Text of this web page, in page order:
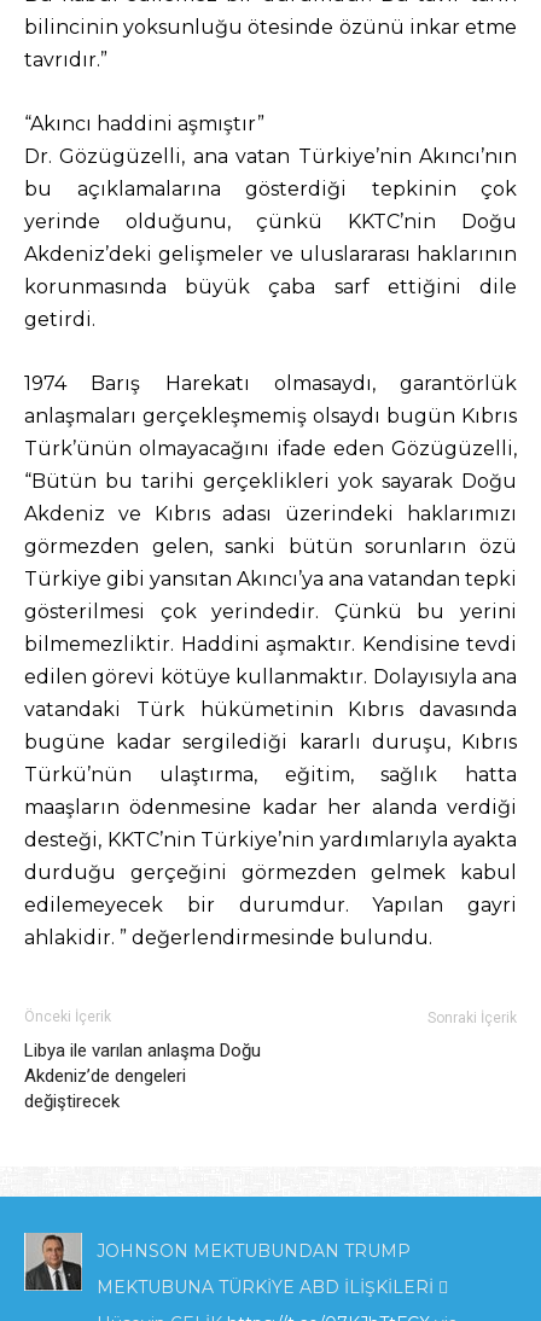
bilincinin yoksunluğu ötesinde özünü inkar etme
tavrıdır.”
“Akıncı haddini aşmıştır”
Dr. Gözügüzelli, ana vatan Türkiye’nin Akıncı’nın
bu açıklamalarına gösterdiği tepkinin çok
yerinde olduğunu, çünkü KKTC’nin Doğu
Akdeniz’deki gelişmeler ve uluslararası haklarının
korunmasında büyük çaba sarf ettiğini dile
getirdi.
1974 Barış Harekatı olmasaydı, garantörlük
anlaşmaları gerçekleşmemiş olsaydı bugün Kıbrıs
Türk’ünün olmayacağını ifade eden Gözügüzelli,
“Bütün bu tarihi gerçeklikleri yok sayarak Doğu
Akdeniz ve Kıbrıs adası üzerindeki haklarımızı
görmezden gelen, sanki bütün sorunların özü
Türkiye gibi yansıtan Akıncı’ya ana vatandan tepki
gösterilmesi çok yerindedir. Çünkü bu yerini
bilmemezliktir. Haddini aşmaktır. Kendisine tevdi
edilen görevi kötüye kullanmaktır. Dolayısıyla ana
vatandaki Türk hükümetinin Kıbrıs davasında
bugüne kadar sergilediği kararlı duruşu, Kıbrıs
Türkü’nün ulaştırma, eğitim, sağlık hatta
maaşların ödenmesine kadar her alanda verdiği
desteği, KKTC’nin Türkiye’nin yardımlarıyla ayakta
durduğu gerçeğini görmezden gelmek kabul
edilemeyecek bir durumdur. Yapılan gayri
ahlakidir. ” değerlendirmesinde bulundu.
Önceki İçerik
Libya ile varılan anlaşma Doğu
Akdeniz’de dengeleri
değiştirecek
Sonraki İçerik
JOHNSON MEKTUBUNDAN TRUMP
MEKTUBUNA TÜRKİYE ABD İLİŞKİLERİ 